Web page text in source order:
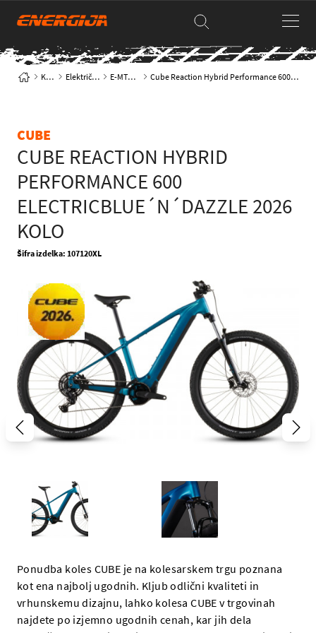
Kolesa Električna kolesa E-MTB hardtail Cube Reaction Hybrid Performance 600 electricblue´n´dazzle 2026 Kolo
CUBE
CUBE REACTION HYBRID
PERFORMANCE 600
ELECTRICBLUE´N´DAZZLE 2026
KOLO
Šifra izdelka: 107120XL
Ponudba koles CUBE je na kolesarskem trgu poznana
kot ena najbolj ugodnih. Kljub odlični kvaliteti in
vrhunskemu dizajnu, lahko kolesa CUBE v trgovinah
najdete po izjemno ugodnih cenah, kar jih dela